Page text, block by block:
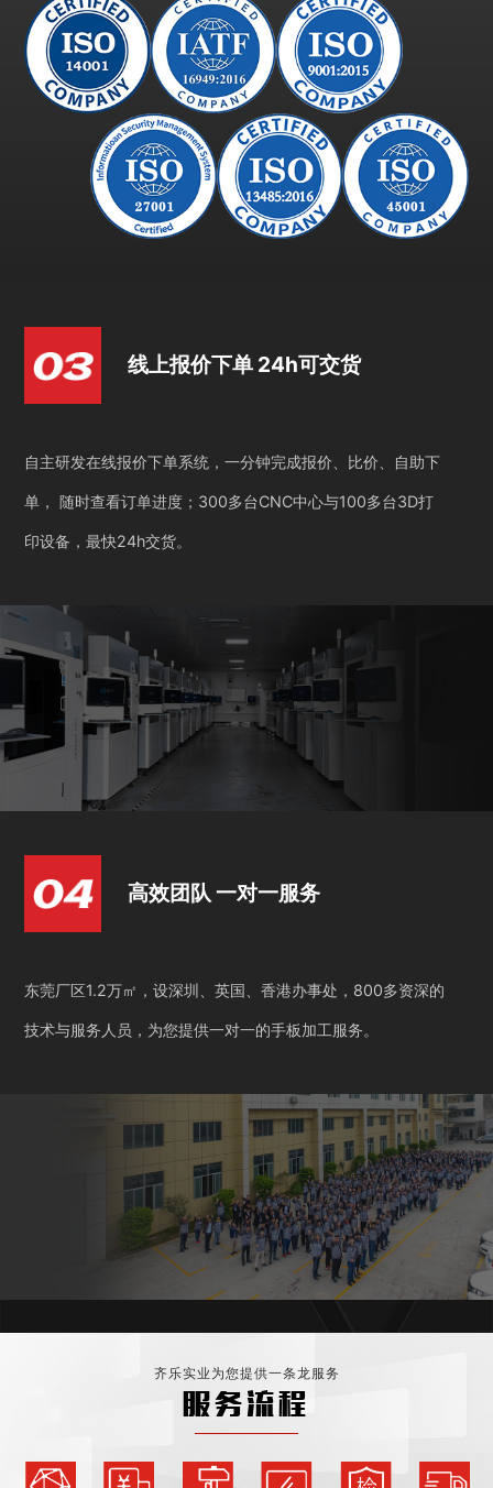
线上报价下单 24h可交货
自主研发在线报价下单系统，一分钟完成报价、比价、自助下
单， 随时查看订单进度；300多台CNC中心与100多台3D打
印设备，最快24h交货。
高效团队 一对一服务
东莞厂区1.2万㎡，设深圳、英国、香港办事处，800多资深的
技术与服务人员，为您提供一对一的手板加工服务。
齐乐实业为您提供一条龙服务
服务流程